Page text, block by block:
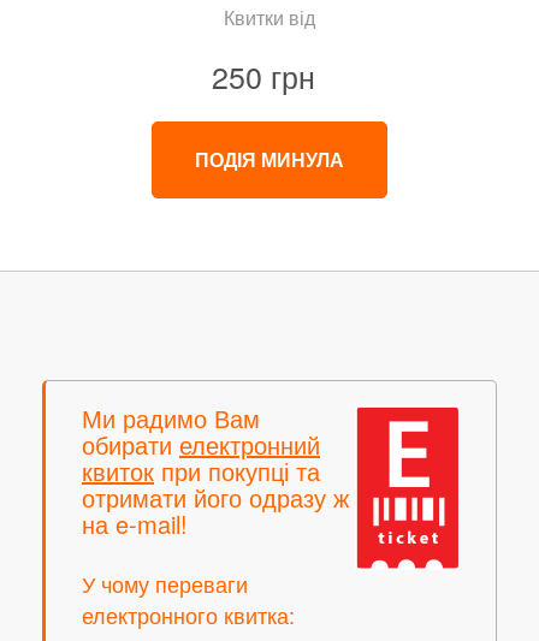
Квитки від
250 грн
ПОДІЯ МИНУЛА
Ми радимо Вам
обирати електронний
квиток при покупці та
отримати його одразу ж
на e-mail!
У чому переваги
електронного квитка: